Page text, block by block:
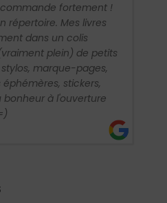
fortement !
répertoire. Mes livres
dans un colis
plein) de petits
marque-pages,
stickers,
bonheur à l'ouverture